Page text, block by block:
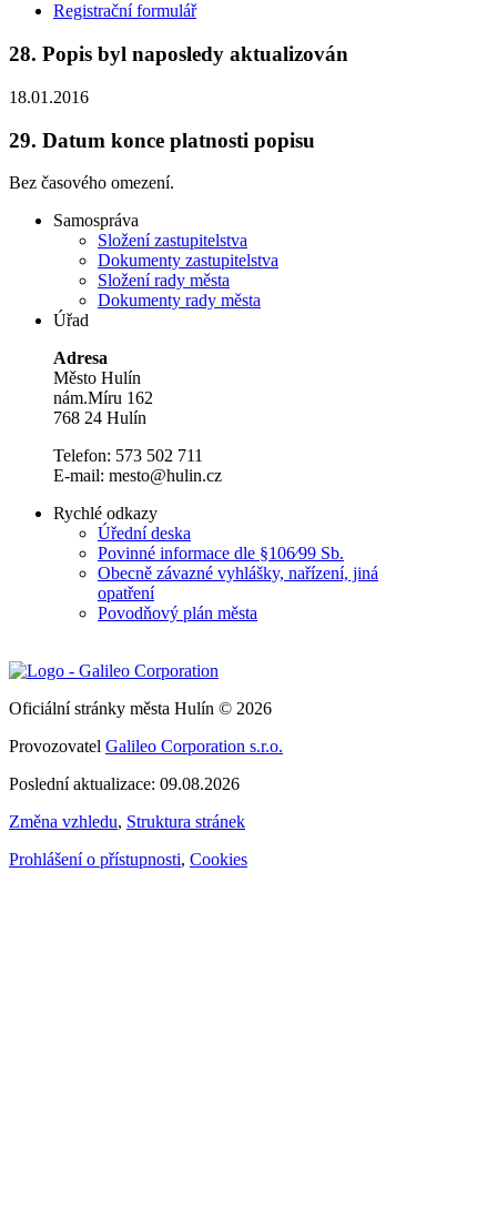
Registrační formulář
28. Popis byl naposledy aktualizován
18.01.2016
29. Datum konce platnosti popisu
Bez časového omezení.
Samospráva
Složení zastupitelstva
Dokumenty zastupitelstva
Složení rady města
Dokumenty rady města
Úřad
Adresa
Město Hulín
nám.Míru 162
768 24 Hulín
Telefon: 573 502 711
E-mail: mesto@hulin.cz
Rychlé odkazy
Úřední deska
Povinné informace dle §106⁄99 Sb.
Obecně závazné vyhlášky, nařízení, jiná
opatření
Povodňový plán města
Oficiální stránky města Hulín © 2026
Provozovatel Galileo Corporation s.r.o.
Poslední aktualizace: 09.08.2026
Změna vzhledu, Struktura stránek
Prohlášení o přístupnosti, Cookies